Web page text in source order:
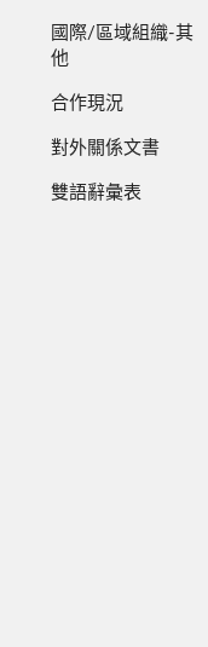
國際/區域組織-其
他
合作現況
對外關係文書
雙語辭彙表